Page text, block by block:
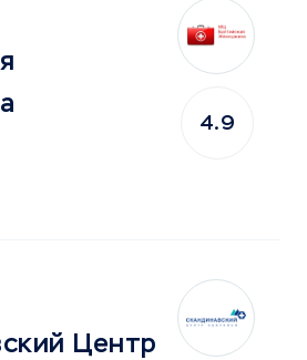
4.9
Центр